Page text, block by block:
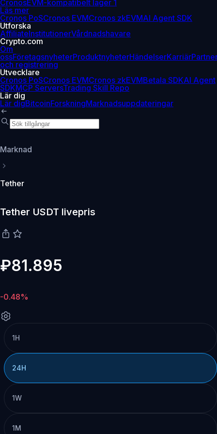
CronosEVM-kompatibelt lager 1
Läs mer
Cronos PoSCronos EVMCronos zkEVMAI Agent SDK
Utforska
AffiliateInstitutionerVårdnadshavare
Crypto.com
Om
ossFöretagsnyheterProduktnyheterHändelserKarriär
och registrering
Utvecklare
Cronos PoSCronos EVMCronos zkEVMBetala SDKAI Agent
SDKMCP ServersTrading Skill Repo
Lär dig
Lär digBitcoinForskningMarknadsuppdateringar
Marknad
Tether
Tether USDT livepris
₽81.895
-0.48%
1H
24H
1W
1M